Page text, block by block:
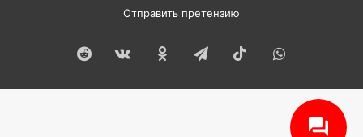
Отправить претензию
Reddit vk.comОдноклассники
TelegramTikTokWhatsApp